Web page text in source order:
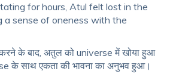
for hours, Atul felt lost in the
a sense of oneness with the
बाद, अतुल को universe में खोया हुआ
के साथ एकता की भावना का अनुभव हुआ।